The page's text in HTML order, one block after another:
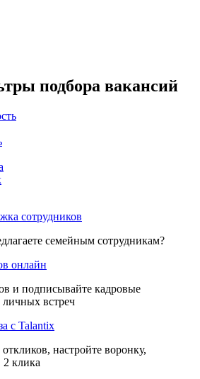
подбора вакансий
сотрудников
семейным сотрудникам?
онлайн
и подписывайте кадровые
личных встреч
с Talantix
настройте воронку,
2 клика